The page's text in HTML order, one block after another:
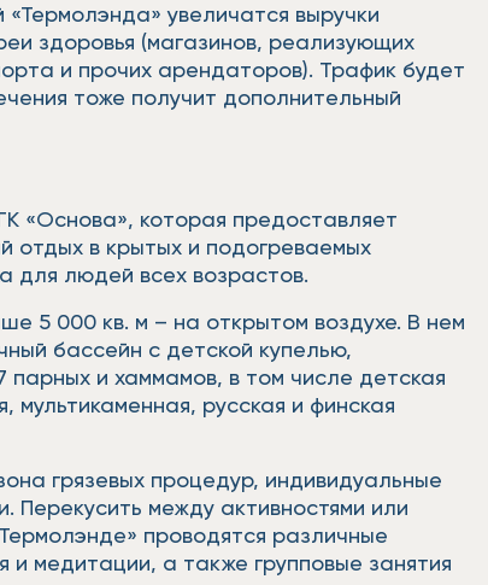
увеличатся выручки
здоровья (магазинов, реализующих
и прочих арендаторов). Трафик будет
тоже получит дополнительный
«Основа», которая предоставляет
отдых в крытых и подогреваемых
для людей всех возрастов.
5 000 кв. м – на открытом воздухе. В нем
бассейн с детской купелью,
и хаммамов, в том числе детская
русская и финская
грязевых процедур, индивидуальные
между активностями или
проводятся различные
и медитации, а также групповые занятия